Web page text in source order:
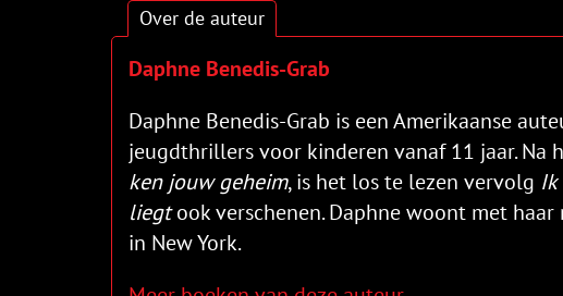
Over de auteur
Daphne Benedis-Grab
Daphne Benedis-Grab is een Amerikaanse
jeugdthrillers voor kinderen vanaf 11 jaar. Na
ken jouw geheim, is het los te lezen vervolg
liegtook verschenen. Daphne woont met
in New York.